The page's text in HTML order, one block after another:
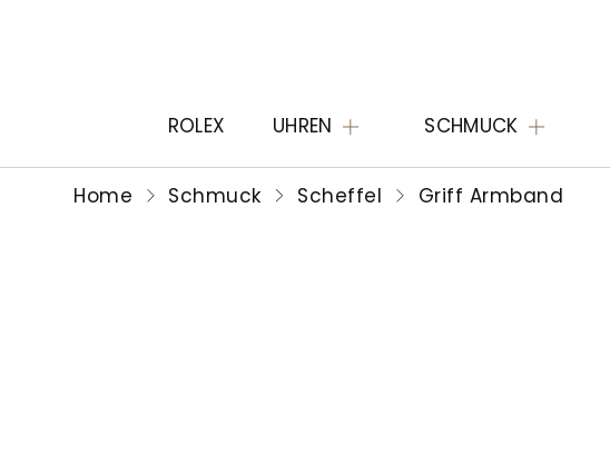
ROLEX UHREN SCHMUCK
Home Schmuck Scheffel Griff Armband